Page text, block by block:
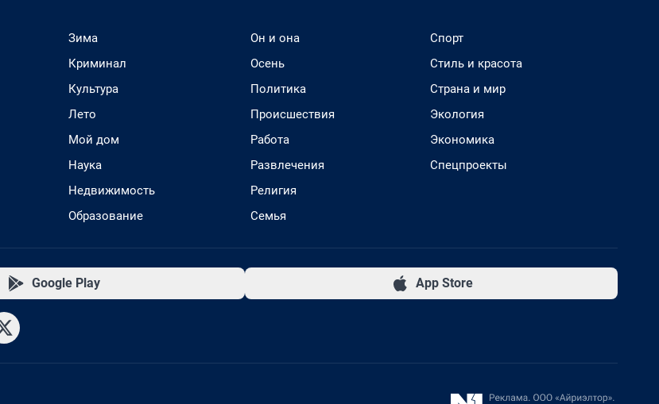
Зима
Криминал
Культура
Лето
Мой дом
Наука
Недвижимость
Образование
Он и она
Осень
Политика
Происшествия
Работа
Развлечения
Религия
Семья
Спорт
Стиль и красота
Страна и мир
Экология
Экономика
Спецпроекты
Google Play App Store